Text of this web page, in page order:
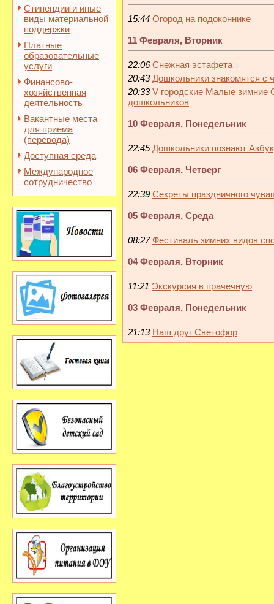
Стипендии и иные
виды материальной
поддержки
Платные
образовательные
услуги
Финансово-
хозяйственная
деятельность
Вакантные места
для приема
(перевода)
Доступная среда
Международное
сотрудничество
15:44 Огород на подоконнике
11 Февраля, Вторник
22:06 Снежная эстафета
20:43 Дошкольники знакомятся с
20:33 V городские Малые зимние
дошкольников
10 Февраля, Понедельник
22:45 Дошкольники познают
06 Февраля, Четверг
22:39 Секреты праздничного
05 Февраля, Среда
08:27 Фестиваль зимних видов
04 Февраля, Вторник
11:21 Экскурсия в прачечную
03 Февраля, Понедельник
21:13 Наш друг Светофор